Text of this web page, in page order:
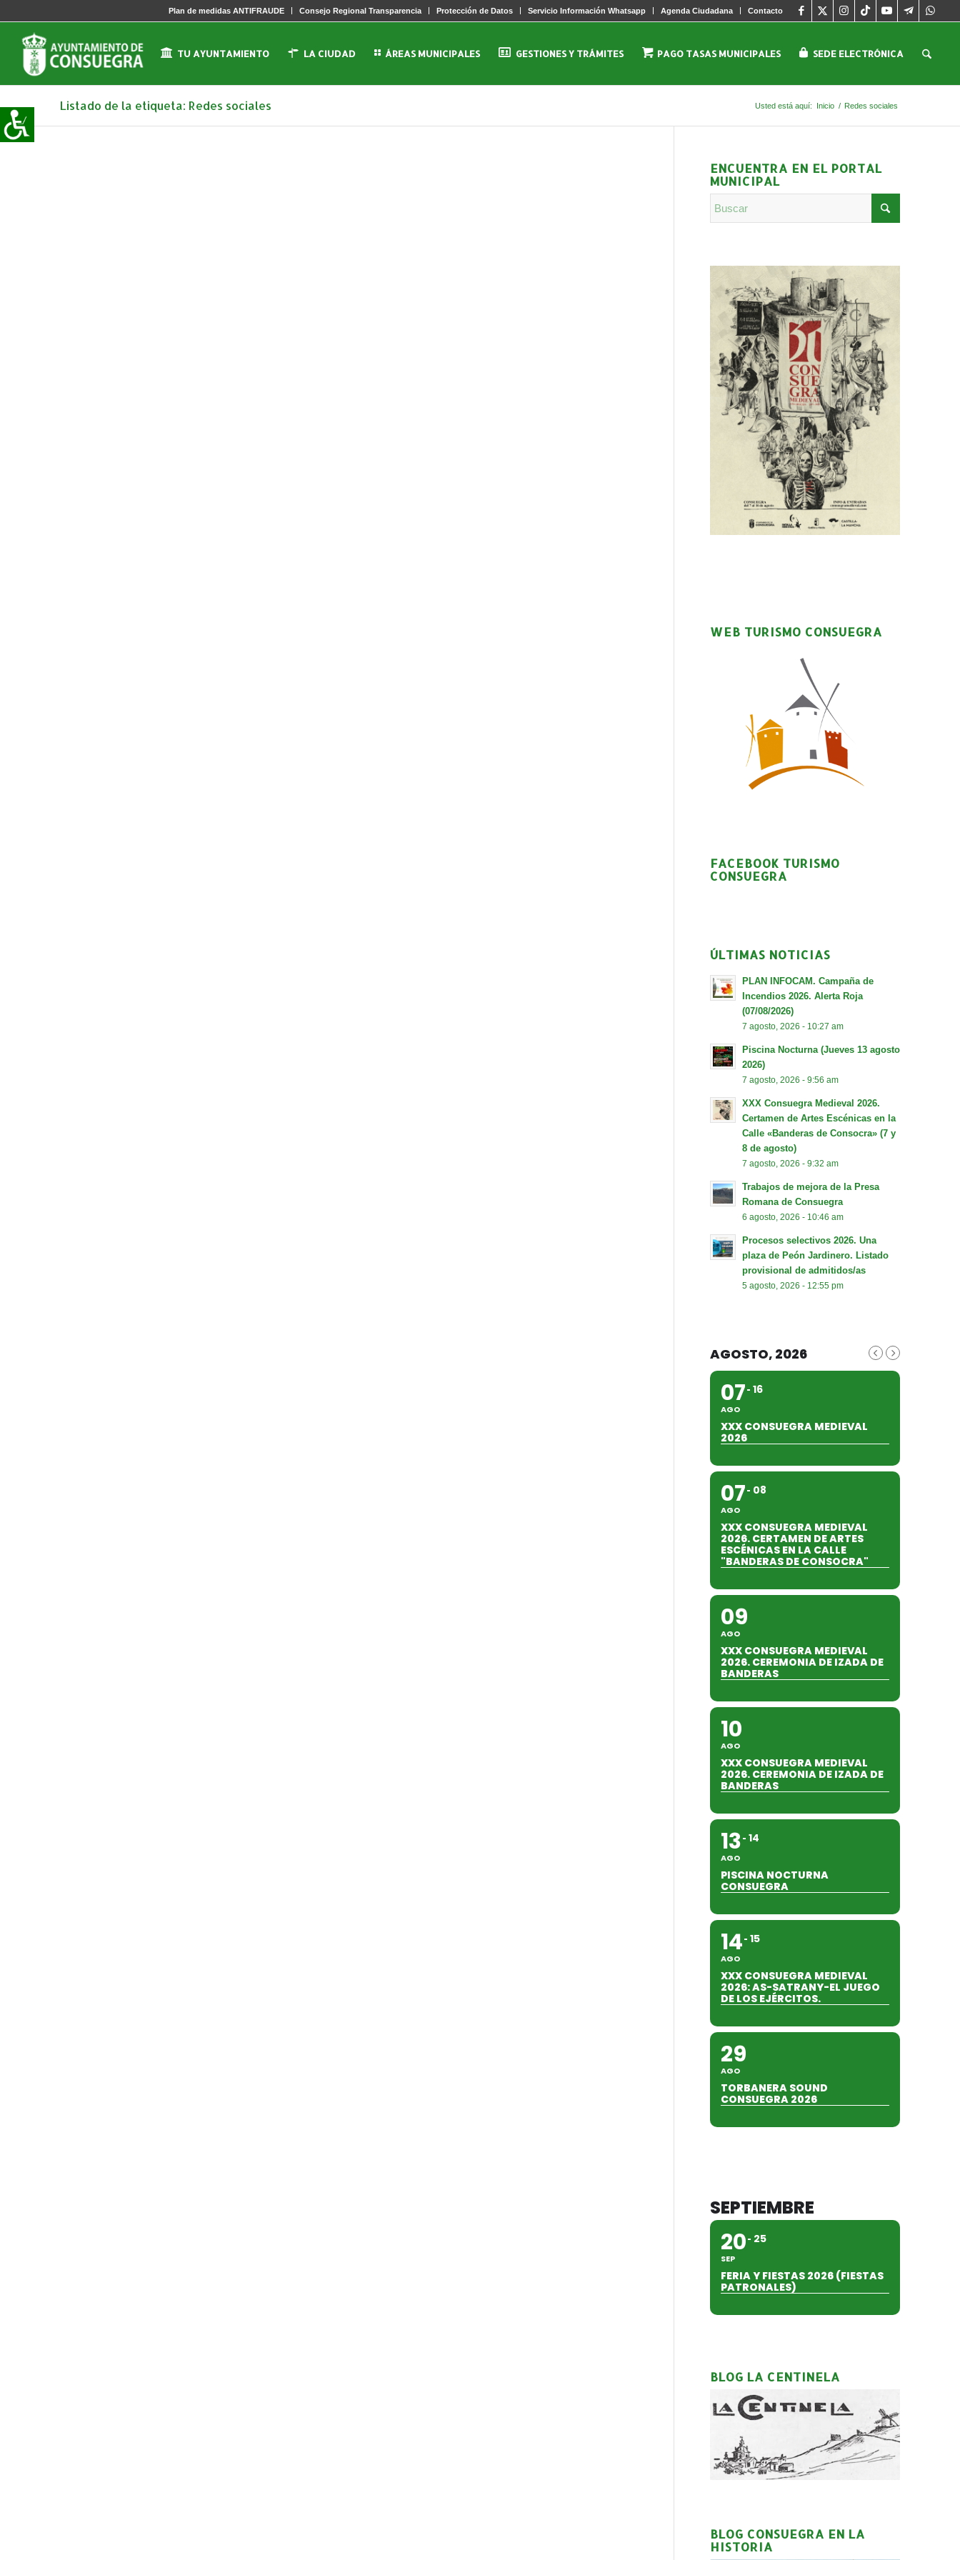
Plan de medidas ANTIFRAUDE Consejo Regional Transparencia Protección de Datos Servicio Información Whatsapp Agenda Ciudadana Contacto
TU AYUNTAMIENTO LA CIUDAD ÁREAS MUNICIPALES GESTIONES Y TRÁMITES PAGO TASAS MUNICIPALES SEDE ELECTRÓNICA
Listado de la etiqueta: Redes sociales Usted está aquí: Inicio / Redes sociales
ENCUENTRA EN EL PORTAL
MUNICIPAL
WEB TURISMO CONSUEGRA
FACEBOOK TURISMO
CONSUEGRA
ÚLTIMAS NOTICIAS
PLAN INFOCAM. Campaña de
Incendios 2026. Alerta Roja
(07/08/2026)
7 agosto, 2026 - 10:27 am
Piscina Nocturna (Jueves 13 agosto
2026)
7 agosto, 2026 - 9:56 am
XXX Consuegra Medieval 2026.
Certamen de Artes Escénicas en la
Calle «Banderas de Consocra» (7 y
8 de agosto)
7 agosto, 2026 - 9:32 am
Trabajos de mejora de la Presa
Romana de Consuegra
6 agosto, 2026 - 10:46 am
Procesos selectivos 2026. Una
plaza de Peón Jardinero. Listado
provisional de admitidos/as
5 agosto, 2026 - 12:55 pm
AGOSTO, 2026
07
AGO
16
XXX CONSUEGRA MEDIEVAL
2026
07
AGO
08
XXX CONSUEGRA MEDIEVAL
2026. CERTAMEN DE ARTES
ESCÉNICAS EN LA CALLE
"BANDERAS DE CONSOCRA"
09
AGO
XXX CONSUEGRA MEDIEVAL
2026. CEREMONIA DE IZADA DE
BANDERAS
10
AGO
XXX CONSUEGRA MEDIEVAL
2026. CEREMONIA DE IZADA DE
BANDERAS
13
AGO
14
PISCINA NOCTURNA
CONSUEGRA
14
AGO
15
XXX CONSUEGRA MEDIEVAL
2026: AS-SATRANY-EL JUEGO
DE LOS EJÉRCITOS.
29
AGO
TORBANERA SOUND
CONSUEGRA 2026
SEPTIEMBRE
20
SEP
25
FERIA Y FIESTAS 2026 (FIESTAS
PATRONALES)
BLOG LA CENTINELA
BLOG CONSUEGRA EN LA
HISTORIA